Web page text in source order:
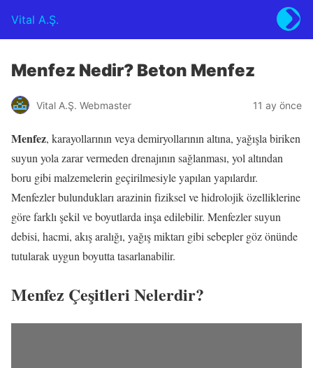
Vital A.Ş.
Menfez Nedir? Beton Menfez
Vital A.Ş. Webmaster 11 ay önce
Menfez, karayollarının veya demiryollarının altına, yağışla biriken
suyun yola zarar vermeden drenajının sağlanması, yol altından
boru gibi malzemelerin geçirilmesiyle yapılan yapılardır.
Menfezler bulundukları arazinin fiziksel ve hidrolojik özelliklerine
göre farklı şekil ve boyutlarda inşa edilebilir. Menfezler suyun
debisi, hacmi, akış aralığı, yağış miktarı gibi sebepler göz önünde
tutularak uygun boyutta tasarlanabilir.
Menfez Çeşitleri Nelerdir?